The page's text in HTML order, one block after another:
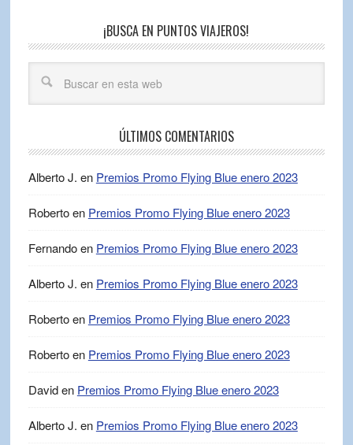
¡BUSCA EN PUNTOS VIAJEROS!
ÚLTIMOS COMENTARIOS
Alberto J. en Premios Promo Flying Blue enero 2023
Robertoen Premios Promo Flying Blue enero 2023
Fernandoen Premios Promo Flying Blue enero 2023
Alberto J. en Premios Promo Flying Blue enero 2023
Robertoen Premios Promo Flying Blue enero 2023
Robertoen Premios Promo Flying Blue enero 2023
Daviden Premios Promo Flying Blue enero 2023
Alberto J. en Premios Promo Flying Blue enero 2023